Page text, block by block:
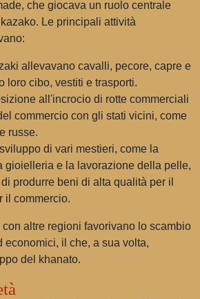
che giocava un ruolo centrale
Le principali attività
allevavano cavalli, pecore, capre e
loro cibo, vestiti e trasporti.
all'incrocio di rotte commerciali
commercio con gli stati vicini, come
russe.
di vari mestieri, come la
gioielleria e la lavorazione della pelle,
produrre beni di alta qualità per il
il commercio.
con altre regioni favorivano lo scambio
economici, il che, a sua volta,
del khanato.